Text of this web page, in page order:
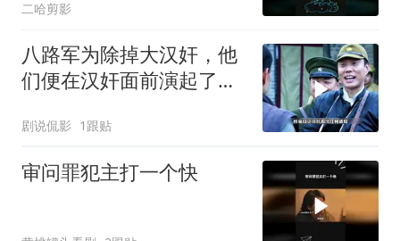
二哈剪影
八路军为除掉大汉奸，他
们便在汉奸面前演起了双
剧说侃影 1跟贴
审问罪犯主打一个快